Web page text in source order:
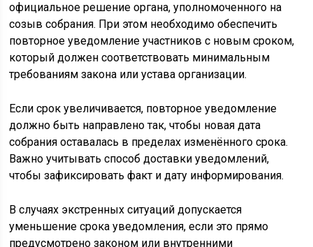
официальное решение органа, уполномоченного на
созыв собрания. При этом необходимо обеспечить
повторное уведомление участников с новым сроком,
который должен соответствовать минимальным
требованиям закона или устава организации.
Если срок увеличивается, повторное уведомление
должно быть направлено так, чтобы новая дата
собрания оставалась в пределах изменённого срока.
Важно учитывать способ доставки уведомлений,
чтобы зафиксировать факт и дату информирования.
В случаях экстренных ситуаций допускается
уменьшение срока уведомления, если это прямо
предусмотрено законом или внутренними